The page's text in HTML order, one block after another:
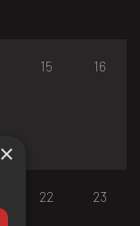
15 16
22 23
×